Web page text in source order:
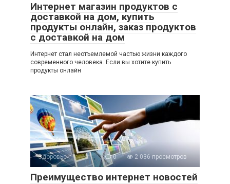
Интернет магазин продуктов с
доставкой на дом, купить
продукты онлайн, заказ продуктов
с доставкой на дом
Интернет стал неотъемлемой частью жизни каждого
современного человека. Если вы хотите купить
продукты онлайн
Здоровье 0 2 036 просмотров
Преимущество интернет новостей